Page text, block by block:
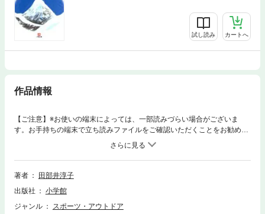
試し読み カートへ
作品情報
【ご注意】※お使いの端末によっては、一部読みづらい場合がございま
す。お手持ちの端末で立ち読みファイルをご確認いただくことをお勧めし
ます。エベレストの女性初登頂者になったママさん登山家は、その後、女
性としては初の7大陸最高峰の登頂者になった。そして、その後も世界各
国の最高峰を登り続けている。仲間や資金を苦労して集め、遠征キャラバ
ン隊はベースキャンプに到着。雪崩に襲われながらもエベレストに初登頂
米最高峰“魔の山”マッキンリー、さらに初めて明かす北朝鮮の山登りなど
臨場感あふれる秘話が満載。※この商品は紙の書籍のページを画像にした
著者
田部井淳子
出版社
小学館
ジャンル
スポーツ・アウトドア